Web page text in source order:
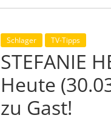
Schlager TV-Tipps
STEFANIE
Heute
zu Gast!